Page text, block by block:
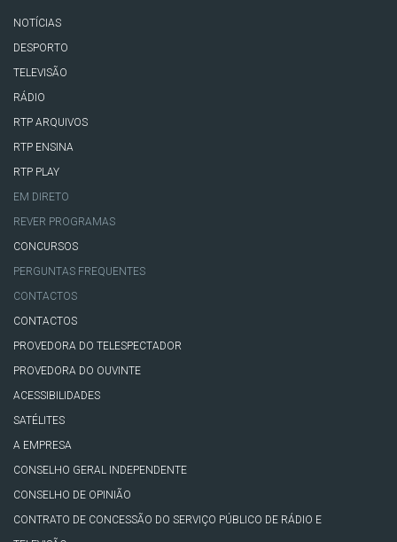
NOTÍCIAS
DESPORTO
TELEVISÃO
RÁDIO
RTP ARQUIVOS
RTP ENSINA
RTP PLAY
EM DIRETO
REVER PROGRAMAS
CONCURSOS
PERGUNTAS FREQUENTES
CONTACTOS
CONTACTOS
PROVEDORA DO TELESPECTADOR
PROVEDORA DO OUVINTE
ACESSIBILIDADES
SATÉLITES
A EMPRESA
CONSELHO GERAL INDEPENDENTE
CONSELHO DE OPINIÃO
CONTRATO DE CONCESSÃO DO SERVIÇO PÚBLICO DE RÁDIO E